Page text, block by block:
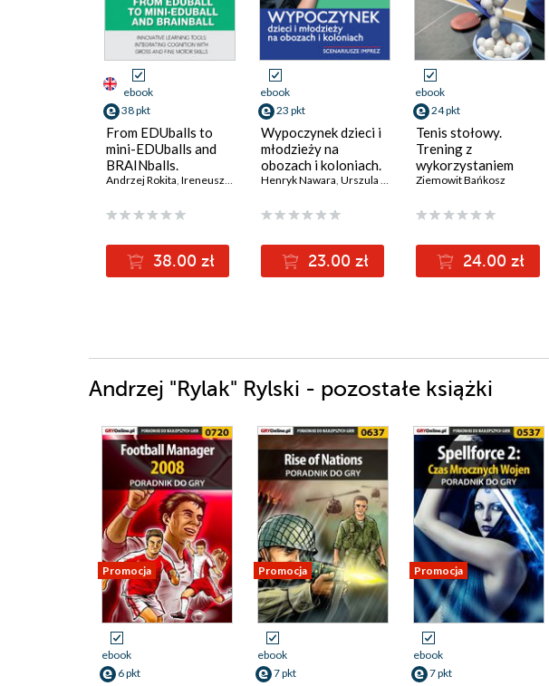
ebook
38 pkt
From EDUballs to
mini-EDUballs and
BRAINballs.
Innovative learning
cognition with gross
Andrzej Rokita, Ireneusz Cichy Michał Klichowski,Agnieszka Rościszewska,Tomasz Przybyła
38.00 zł
ebook
23 pkt
Wypoczynek dzieci i
młodzieży na
obozach i koloniach.
Scenariusz imprez
Henryk Nawara,Urszula Nawara
23.00 zł
ebook
24 pkt
Tenis stołowy.
Trening z
wykorzystaniem
dużej liczby piłek.
Ziemowit Bańkosz
24.00 zł
Andrzej "Rylak" Rylski - pozostałe książki
Promocja
ebook
6 pkt
Promocja
ebook
7 pkt
Promocja
ebook
7 pkt